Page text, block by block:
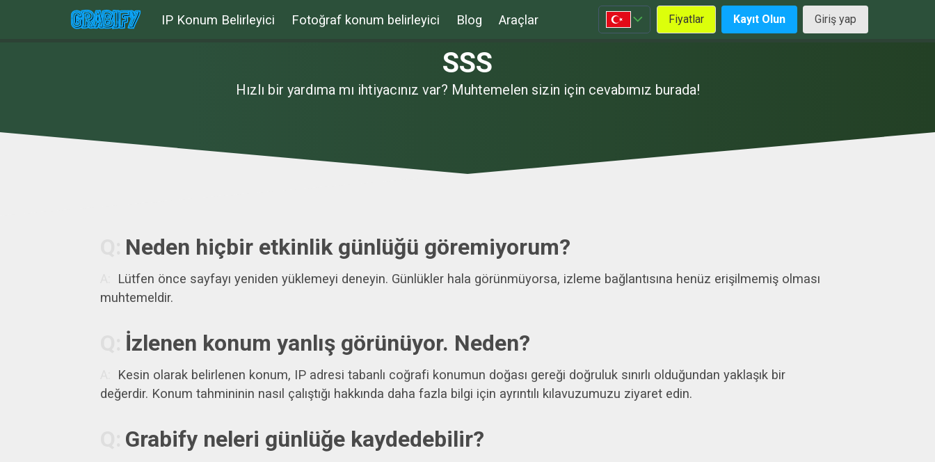
IP Konum Belirleyici Fotoğraf konum belirleyici Blog Araçlar Fiyatlar Kayıt Olun Giriş yap
SSS
Hızlı bir yardıma mı ihtiyacınız var? Muhtemelen sizin için cevabımız burada!
Neden hiçbir etkinlik günlüğü göremiyorum?
Lütfen önce sayfayı yeniden yüklemeyi deneyin. Günlükler hala görünmüyorsa, izleme bağlantısına henüz erişilmemiş olması
muhtemeldir.
İzlenen konum yanlış görünüyor. Neden?
Kesin olarak belirlenen konum, IP adresi tabanlı coğrafi konumun doğası gereği doğruluk sınırlı olduğundan yaklaşık bir
değerdir. Konum tahmininin nasıl çalıştığı hakkında daha fazla bilgi için ayrıntılı kılavuzumuzu ziyaret edin.
Grabify neleri günlüğe kaydedebilir?